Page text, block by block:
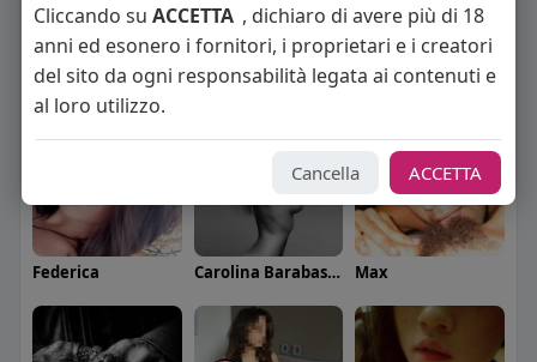
Angelica Cattaneo callmevittoria Elisa Esposito
Federica Carolina Barabaschi Max
Cliccando su ACCETTA , dichiaro di avere più di 18
anni ed esonero i fornitori, i proprietari e i creatori
del sito da ogni responsabilità legata ai contenuti e
al loro utilizzo.
Cancella ACCETTA